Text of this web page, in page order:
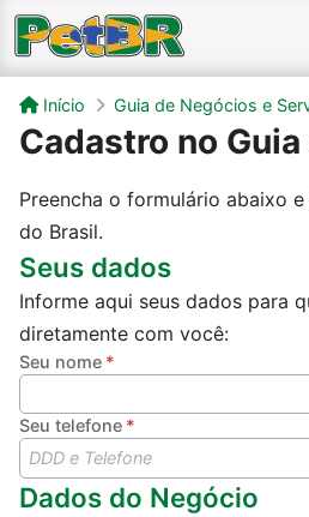
Início Guia de Negócios e
Cadastro no
Preencha o formulário abaixo
do Brasil.
Seus dados
Informe aqui seus dados para
diretamente com você:
Seu nome
Seu telefone
Dados do Negócio